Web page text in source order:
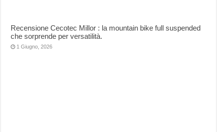
Recensione Cecotec Millor : la mountain bike full suspended
che sorprende per versatilità.
1 Giugno, 2026